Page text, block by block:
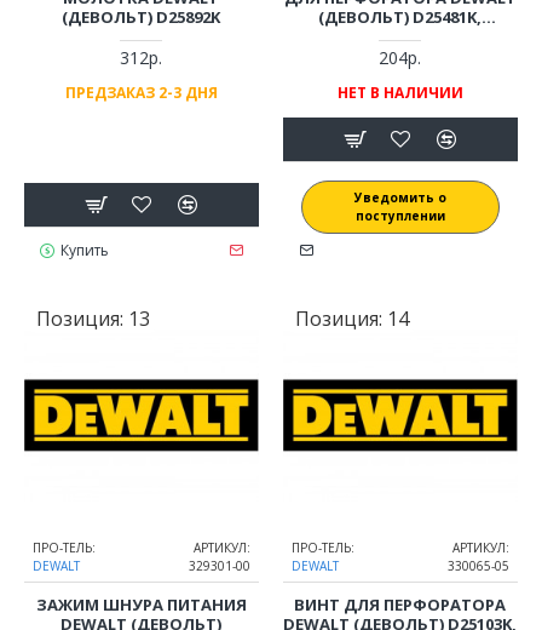
(ДЕВОЛЬТ) D25892K
312р.
ПРЕДЗАКАЗ 2-3 ДНЯ
Купить
(ДЕВОЛЬТ) D25481K,
D25600K, D25601K, D25810K,
D25831K, D25871K, D25892K,
D25899K, D25900K, D25901K,
D25902K, D25941K
204р.
НЕТ В НАЛИЧИИ
Уведомить о
поступлении
Позиция: 13
ПРО-ТЕЛЬ:
DEWALT
АРТИКУЛ:
329301-00
ЗАЖИМ ШНУРА ПИТАНИЯ
DEWALT (ДЕВОЛЬТ)
Позиция: 14
ПРО-ТЕЛЬ:
DEWALT
АРТИКУЛ:
330065-05
ВИНТ ДЛЯ ПЕРФОРАТОРА
DEWALT (ДЕВОЛЬТ) D25103K,